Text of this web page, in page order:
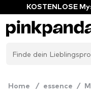
KOSTENLOSE
Home / essence /